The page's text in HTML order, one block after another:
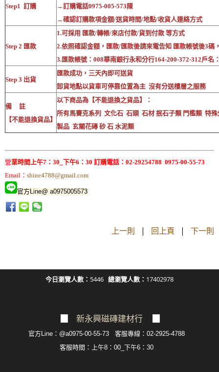
Step1 訂購
→訂購電話0975-005-573陳
→確認訂購款項金額/送貨時間/地點/收貨人連絡方式
Step 2 匯款
1.可採用 匯款/轉帳/來店付款/貨到付款 等方式
2.依照確認金額，匯款/匯款後請來電告知 匯款帳號後3碼
3.匯款帳號：008華南銀行永和分行164-200-372-312戶名
Step 3 出貨
匯款成功，三天內即可送貨
卸貨地點以貨車可停靠位置為主 沒有分送樓層之服務
備 註
【不能退換貨品】
以下商品為【不能退換之貨品】：
所有馬賽克系列 文化石 石頭 石材 抿石子類 門檻類 特
製品 玄關花磚 砂 石 水泥類
營業時間上午7：30_下午6：30 訂購電話：02-29254788 0975-00-55-73
Email： shine4788@gmail.com
官方Line@ a0975005573
上一則 | 回上頁 | 下一則
今日瀏覽人數： 5446 總瀏覽人數： 17402978
新永興磁磚建材行
官方Line：@a0975-00-55-73 客服專線：02-2925-4788
客服 時間：上午8：00_下午6：30